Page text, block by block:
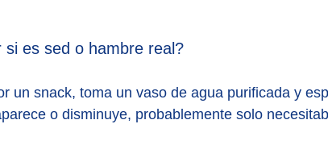
si es sed o hambre real?
un snack, toma un vaso de agua purificada y
o disminuye, probablemente solo